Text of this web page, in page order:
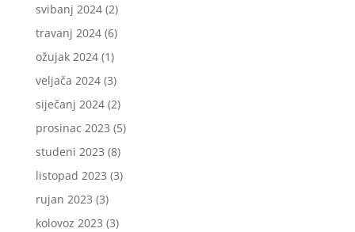
svibanj 2024(2)
travanj 2024(6)
ožujak 2024(1)
veljača 2024(3)
siječanj 2024(2)
prosinac 2023 (5)
studeni 2023 (8)
listopad 2023 (3)
rujan 2023 (3)
kolovoz 2023 (3)